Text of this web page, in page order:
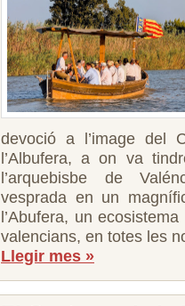
devoció a l’image del
l’Albufera, a on va
l’arquebisbe de
vesprada en un
l’Abufera, un
valencians, en totes les
Llegir mes »